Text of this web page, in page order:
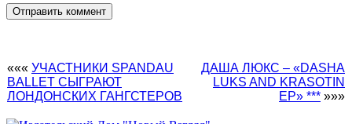
««« УЧАСТНИКИ SPANDAU
BALLET СЫГРАЮТ
ЛОНДОНСКИХ ГАНГСТЕРОВ
ДАША ЛЮКС – «DASHA
LUKS AND KRASOTIN
EP» *** »»»